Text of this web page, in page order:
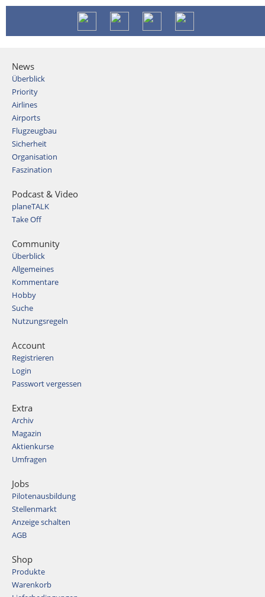
News
Überblick
Priority
Airlines
Airports
Flugzeugbau
Sicherheit
Organisation
Faszination
Podcast & Video
planeTALK
Take Off
Community
Überblick
Allgemeines
Kommentare
Hobby
Suche
Nutzungsregeln
Account
Registrieren
Login
Passwort vergessen
Extra
Archiv
Magazin
Aktienkurse
Umfragen
Jobs
Pilotenausbildung
Stellenmarkt
Anzeige schalten
AGB
Shop
Produkte
Warenkorb